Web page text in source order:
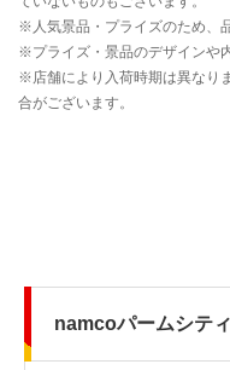
namcoパームシテ